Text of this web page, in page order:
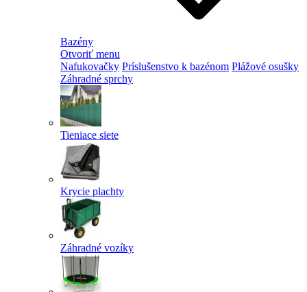
Bazény
Otvoriť menu
Nafukovačky Príslušenstvo k bazénom Plážové osušky
Záhradné sprchy
Tieniace siete
Krycie plachty
Záhradné vozíky